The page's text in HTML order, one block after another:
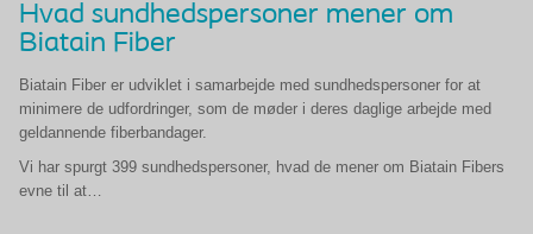
Hvad sundhedspersoner mener om
Biatain Fiber
Biatain Fiber er udviklet i samarbejde med sundhedspersoner for at
minimere de udfordringer, som de møder i deres daglige arbejde med
geldannende fiberbandager.
Vi har spurgt 399 sundhedspersoner, hvad de mener om Biatain Fibers
evne til at…